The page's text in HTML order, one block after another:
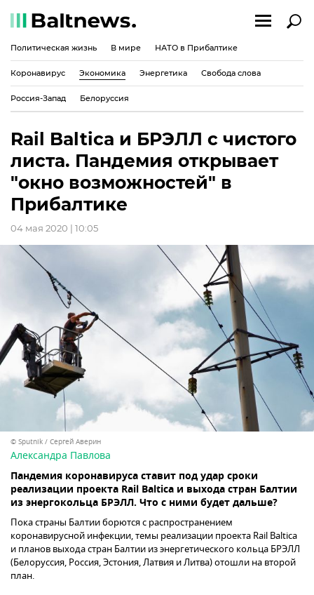
Политическая жизнь В мире НАТО в Прибалтике
Коронавирус Экономика Энергетика Свобода слова
Россия-Запад Белоруссия
Rail Baltica и БРЭЛЛ с чистого
листа. Пандемия открывает
"окно возможностей" в
Прибалтике
04 мая 2020 | 10:05
© Sputnik / Сергей Аверин
Александра Павлова
Пандемия коронавируса ставит под удар сроки
реализации проекта Rail Baltica и выхода стран Балтии
из энергокольца БРЭЛЛ. Что с ними будет дальше?
Пока страны Балтии борются с распространением
коронавирусной инфекции, темы реализации проекта Rail Baltica
и планов выхода стран Балтии из энергетического кольца БРЭЛЛ
(Белоруссия, Россия, Эстония, Латвия и Литва) отошли на второй
план.